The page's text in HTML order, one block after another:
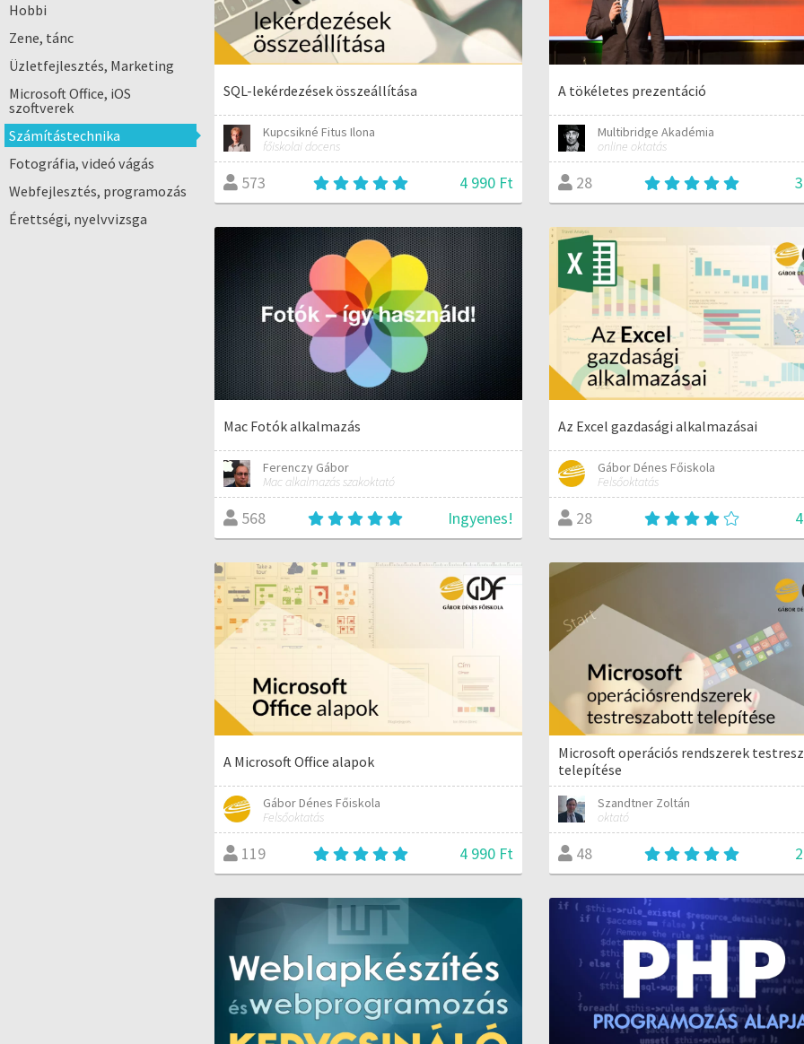
Hobbi
Zene, tánc
Üzletfejlesztés, Marketing
Microsoft Office, iOS
szoftverek
Számítástechnika
Fotográfia, videó vágás
Webfejlesztés, programozás
Érettségi, nyelvvizsga
SQL-lekérdezések összeállítása
Kupcsikné Fitus Ilona
főiskolai docens
573 4 990 Ft
A tökéletes prezentáció
Multibridge Akadémia
online oktatás
28
Mac Fotók alkalmazás
Ferenczy Gábor
Mac alkalmazás szakoktató
568 Ingyenes!
Az Excel gazdasági alkalmazásai
Gábor Dénes Főiskola
Felsőoktatás
28
A Microsoft Office alapok
Gábor Dénes Főiskola
Felsőoktatás
119 4 990 Ft
Microsoft operációs rendszerek
telepítése
Szandtner Zoltán
oktató
48